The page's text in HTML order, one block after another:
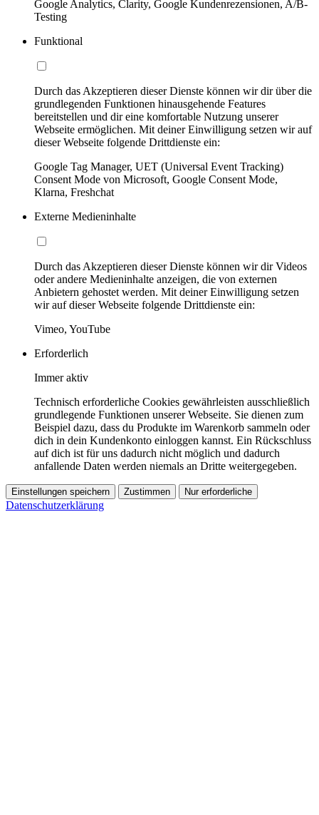
Google Analytics, Clarity, Google Kundenrezensionen, A/B-
Testing
Funktional
Durch das Akzeptieren dieser Dienste können wir dir über die
grundlegenden Funktionen hinausgehende Features
bereitstellen und dir eine komfortable Nutzung unserer
Webseite ermöglichen. Mit deiner Einwilligung setzen wir auf
dieser Webseite folgende Drittdienste ein:
Google Tag Manager, UET (Universal Event Tracking)
Consent Mode von Microsoft, Google Consent Mode,
Klarna, Freshchat
Externe Medieninhalte
Durch das Akzeptieren dieser Dienste können wir dir Videos
oder andere Medieninhalte anzeigen, die von externen
Anbietern gehostet werden. Mit deiner Einwilligung setzen
wir auf dieser Webseite folgende Drittdienste ein:
Vimeo, YouTube
Erforderlich
Immer aktiv
Technisch erforderliche Cookies gewährleisten ausschließlich
grundlegende Funktionen unserer Webseite. Sie dienen zum
Beispiel dazu, dass du Produkte im Warenkorb sammeln oder
dich in dein Kundenkonto einloggen kannst. Ein Rückschluss
auf dich ist für uns dadurch nicht möglich und dadurch
anfallende Daten werden niemals an Dritte weitergegeben.
Einstellungen speichern Zustimmen Nur erforderliche
Datenschutzerklärung